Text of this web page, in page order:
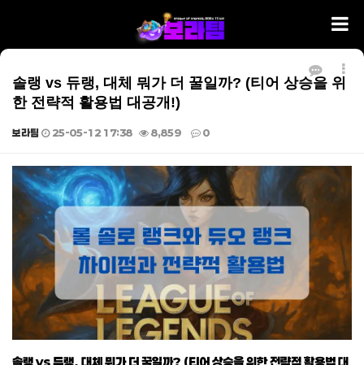
솔랭 vs 듀랭, 대체 뭐가 더 꿀일까? (티어 상승을 위
한 전략적 활용법 대공개!)
보라팀 25-05-12 17:38 8,859 0
본문
솔랭 vs 듀랭, 대체 뭐가 더 꿀일까? (티어 상승을 위한 전략적 활용법 대